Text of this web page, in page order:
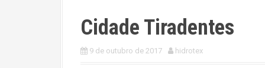
Cidade Tiradentes
9 de outubro de 2017 hidrotex